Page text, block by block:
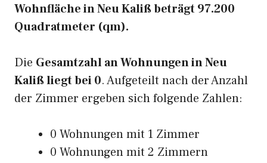
Wohnfläche in Neu Kaliß beträgt 97.200
Quadratmeter (qm).
Die Gesamtzahl an Wohnungen in Neu
Kaliß liegt bei 0. Aufgeteilt nach der Anzahl
der Zimmer ergeben sich folgende Zahlen:
0 Wohnungen mit 1 Zimmer
0 Wohnungen mit 2 Zimmern